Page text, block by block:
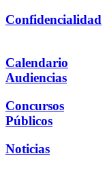
Confidencialidad
Calendario
Audiencias
Concursos
Públicos
Noticias